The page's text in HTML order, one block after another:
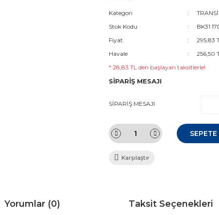
Kategori
Stok Kodu
BK31
Fiyat
295,83
Havale
256,50
* 28,83 TL den başlayan taksitlerle!
SİPARİŞ MESAJI
SİPARİŞ MESAJI
SEPETE
Karşılaştır
Yorumlar (0) Taksit Seçenekleri